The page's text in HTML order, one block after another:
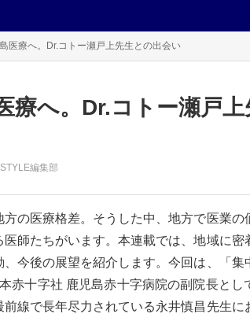
医療へ。Dr.コトー瀬戸上先生との出会い
療へ。Dr.コトー瀬戸
編集部
の医療格差。そうした中、地方で医業の
師たちがいます。本連載では、地域に密
今後の展望を紹介します。今回は、「集
赤十字社 鹿児島赤十字病院の副院長とし
線で長年尽力されている永井慎昌先生に